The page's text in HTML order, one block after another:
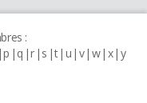
:
p q r s t u v w x y